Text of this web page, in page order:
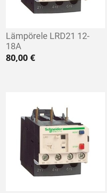
Lämpörele LRD21 12-
18A
80,00 €